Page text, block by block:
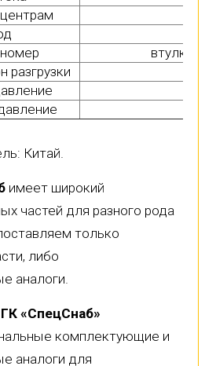
втулка
разгрузки
Китай.
имеет широкий
частей для разного рода
только
либо
аналоги.
«СпецСнаб»
комплектующие и
аналоги для